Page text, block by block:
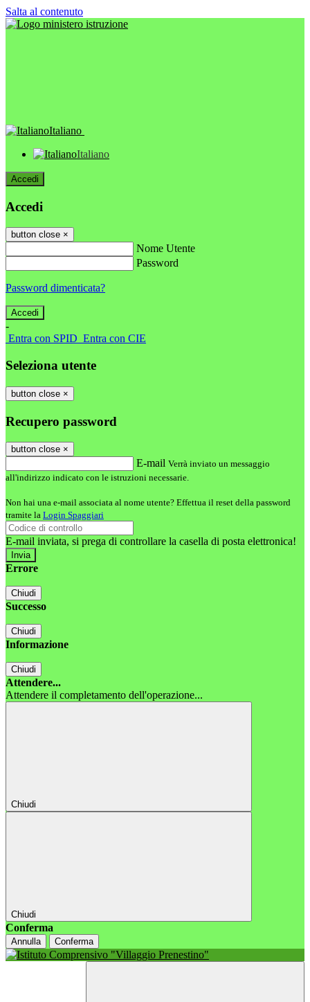
Salta al contenuto
Italiano
Italiano
Accedi
Accedi
button close ×
Nome Utente
Password
Password dimenticata?
-
Entra con SPID Entra con CIE
Seleziona utente
button close ×
Recupero password
button close ×
E-mail Verrà inviato un messaggio
all'indirizzo indicato con le istruzioni necessarie.
Non hai una e-mail associata al nome utente? Effettua il reset della password
tramite la Login Spaggiari
E-mail inviata, si prega di controllare la casella di posta elettronica!
Errore
Chiudi
Successo
Chiudi
Informazione
Chiudi
Attendere...
Attendere il completamento dell'operazione...
Chiudi
Chiudi
Conferma
Annulla Conferma